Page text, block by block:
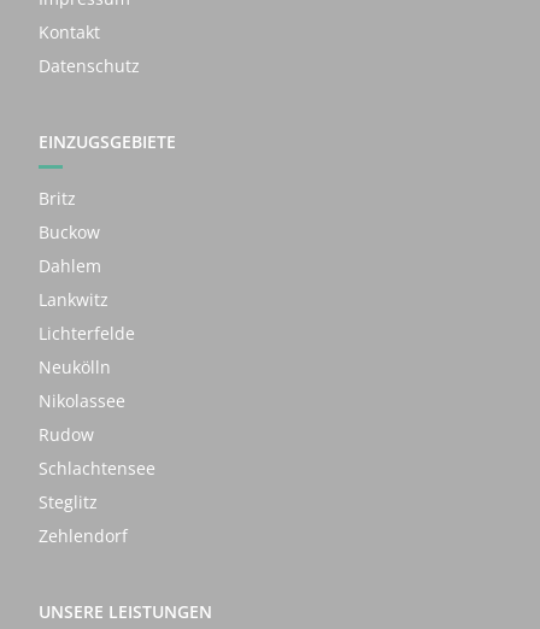
Kontakt
Datenschutz
EINZUGSGEBIETE
Britz
Buckow
Dahlem
Lankwitz
Lichterfelde
Neukölln
Nikolassee
Rudow
Schlachtensee
Steglitz
Zehlendorf
UNSERE LEISTUNGEN